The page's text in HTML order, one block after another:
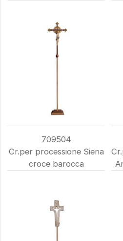
709504
Cr.per processione Siena
croce barocca